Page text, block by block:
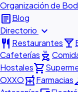
Organización de
articleBlog
Directorio expand_more
restaurant Restauranteslocal_bar
Cafeterías outdoor_grill
Hostalesshopping_cart
OXXOlocal_pharmacyFarmacias